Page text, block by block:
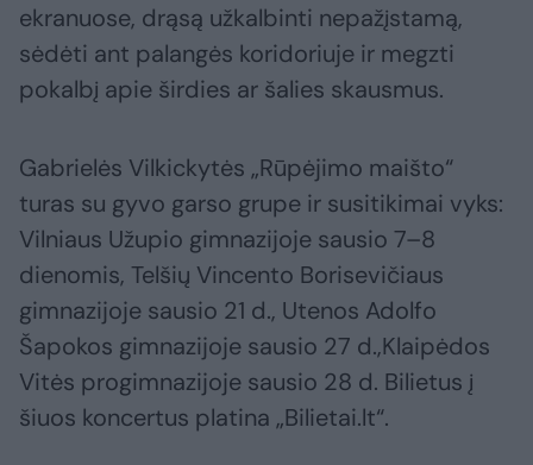
ekranuose, drąsą užkalbinti nepažįstamą,
sėdėti ant palangės koridoriuje ir megzti
pokalbį apie širdies ar šalies skausmus.
Gabrielės Vilkickytės „Rūpėjimo maišto“
turas su gyvo garso grupe ir susitikimai vyks:
Vilniaus Užupio gimnazijoje sausio 7–8
dienomis, Telšių Vincento Borisevičiaus
gimnazijoje sausio 21 d., Utenos Adolfo
Šapokos gimnazijoje sausio 27 d.,Klaipėdos
Vitės progimnazijoje sausio 28 d. Bilietus į
šiuos koncertus platina „Bilietai.lt“.